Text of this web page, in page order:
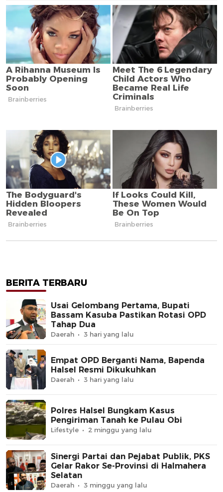
BERITA TERBARU
Usai Gelombang Pertama, Bupati
Bassam Kasuba Pastikan Rotasi OPD
Tahap Dua
Daerah 3 hari yang lalu
Empat OPD Berganti Nama, Bapenda
Halsel Resmi Dikukuhkan
Daerah 3 hari yang lalu
Polres Halsel Bungkam Kasus
Pengiriman Tanah ke Pulau Obi
Lifestyle 2 minggu yang lalu
Sinergi Partai dan Pejabat Publik, PKS
Gelar Rakor Se-Provinsi di Halmahera
Selatan
Daerah 3 minggu yang lalu